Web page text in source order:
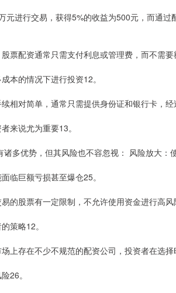
元进行交易，获得5%的收益为500元，而通
票配资通常只需支付利息或管理费，而不需要
本的情况下进行投资12。
相对简单，通常只需提供身份证和银行卡，经
来说尤为重要13。
多优势，但其风险也不容忽视： 风险放大：
临巨额亏损甚至爆仓25。
的股票有一定限制，不允许使用资金进行高风
策略12。
上存在不少不规范的配资公司，投资者在选择
26。